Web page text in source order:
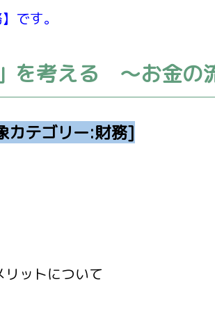
です。
を考える ～お金の
カテゴリー:財務]
ットについて